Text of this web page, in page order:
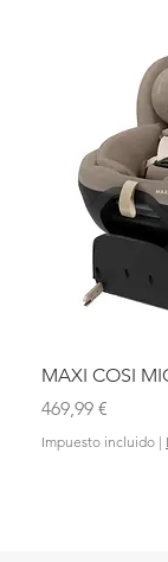
MAXI COSI
Precio
469,99 €
Impuesto incluido |